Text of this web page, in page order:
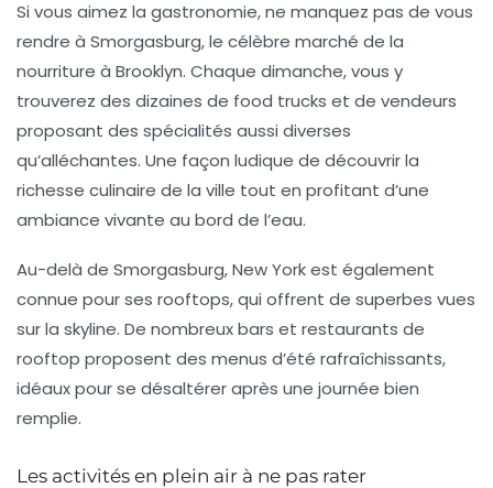
Si vous aimez la gastronomie, ne manquez pas de vous
rendre à Smorgasburg, le célèbre marché de la
nourriture à Brooklyn. Chaque dimanche, vous y
trouverez des dizaines de food trucks et de vendeurs
proposant des spécialités aussi diverses
qu’alléchantes. Une façon ludique de découvrir la
richesse culinaire de la ville tout en profitant d’une
ambiance vivante au bord de l’eau.
Au-delà de Smorgasburg, New York est également
connue pour ses rooftops, qui offrent de superbes vues
sur la skyline. De nombreux bars et restaurants de
rooftop proposent des menus d’été rafraîchissants,
idéaux pour se désaltérer après une journée bien
remplie.
Les activités en plein air à ne pas rater